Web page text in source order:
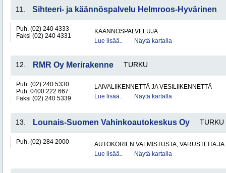
11. Sihteeri- ja käännöspalvelu Helmroos-Hyvärinen
Puh. (02) 240 4333
Faksi (02) 240 4331
KÄÄNNÖSPALVELUJA
Lue lisää..
Näytä kartalla
12. RMR Oy Merirakenne TURKU
Puh. (02) 240 5330
Puh. 0400 222 667
Faksi (02) 240 5339
LAIVALIIKENNETTÄ JA VESILIIKENNETTÄ
Lue lisää..
Näytä kartalla
13. Lounais-Suomen Vahinkoautokeskus Oy TURKU
Puh. (02) 284 2000
AUTOKORIEN VALMISTUSTA, VARUSTEITA JA
Lue lisää..
Näytä kartalla